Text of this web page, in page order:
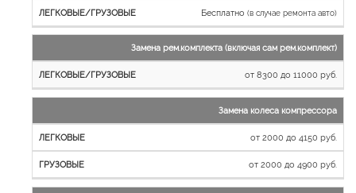
Бесплатно (в случае ремонта авто)
Замена рем.комплекта (включая сам рем.комплект)
от 8300 до 11000 руб.
Замена колеса компрессора
от 2000 до 4150 руб.
от 2000 до 4900 руб.